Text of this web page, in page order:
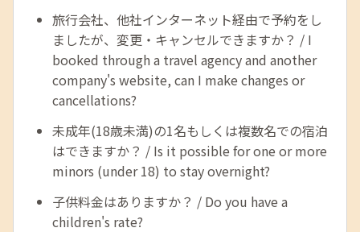
旅行会社、他社インターネット経由で予約をし
ましたが、変更・キャンセルできますか？ / I
booked through a travel agency and another
company's website, can I make changes or
cancellations?
未成年(18歳未満)の1名もしくは複数名での宿泊
はできますか？ / Is it possible for one or more
minors (under 18) to stay overnight?
子供料金はありますか？ / Do you have a
children's rate?